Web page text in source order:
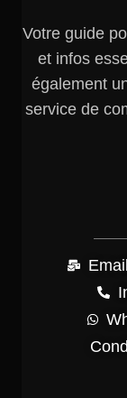
Votre guide
et infos
également
service de